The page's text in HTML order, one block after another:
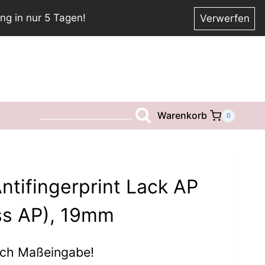
in nur 5 Tagen! Verwerfen
Warenkorb 0
Lack AP
AP), 19mm
Maßeingabe!